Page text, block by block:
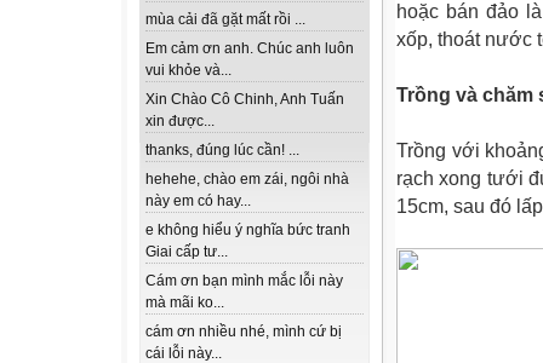
mùa cải đã gặt mất rồi ...
Em cảm ơn anh. Chúc anh luôn
vui khỏe và...
Xin Chào Cô Chinh, Anh Tuấn
xin được...
thanks, đúng lúc cần! ...
hehehe, chào em zái, ngôi nhà
này em có hay...
e không hiểu ý nghĩa bức tranh
Giai cấp tư...
Cám ơn bạn mình mắc lỗi này
mà mãi ko...
cám ơn nhiều nhé, mình cứ bị
cái lỗi này...
hoặc bán đảo
xốp, thoát nước
Trồng và chăm
Trồng với
rạch xong tưới
15cm, sau đó